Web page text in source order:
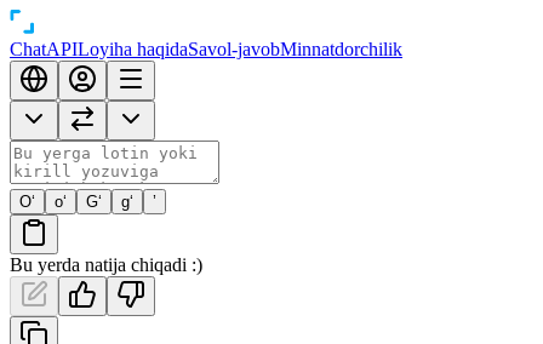
ChatAPILoyiha haqidaSavol-javobMinnatdorchilik
O‘ o‘ G‘ g‘ ’
Bu yerda natija chiqadi :)